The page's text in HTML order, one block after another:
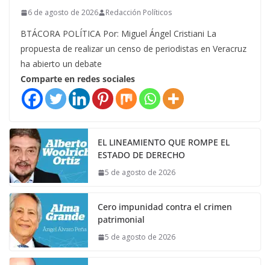
6 de agosto de 2026 Redacción Políticos
BTÁCORA POLÍTICA Por: Miguel Ángel Cristiani La
propuesta de realizar un censo de periodistas en Veracruz
ha abierto un debate
Comparte en redes sociales
EL LINEAMIENTO QUE ROMPE EL
ESTADO DE DERECHO
5 de agosto de 2026
Cero impunidad contra el crimen
patrimonial
5 de agosto de 2026